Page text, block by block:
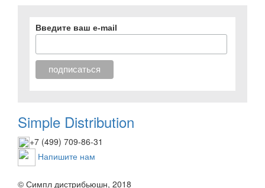
Введите ваш e-mail
Simple Distribution
+7 (499) 709-86-31
Напишите нам
© Симпл дистрибьюшн, 2018